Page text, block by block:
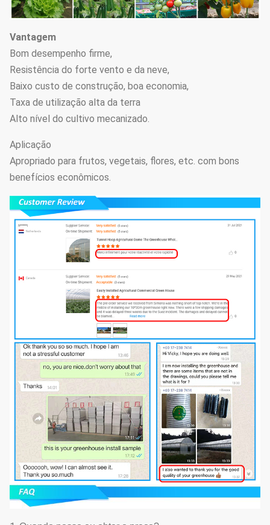
13 Hidroponia
reutilizado,
nutrientes,
conveniente e
disponível.
14
proteção de
Exteral&internal
conduz o
proteção.
Opcional
sistema do
Filme-
rolamento
eletrodinâmico,
tipo da
manual
Opcional
Vantagem
Bom desempenho firme,
Resistência do forte vento e da neve,
Baixo custo de construção, boa economia,
Taxa de utilização alta da terra
Alto nível do cultivo mecanizado.
Aplicação
Apropriado para frutos, vegetais, flores, etc. com bons
benefícios econômicos.